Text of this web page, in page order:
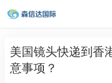
美国镜头快递到香
意事项？